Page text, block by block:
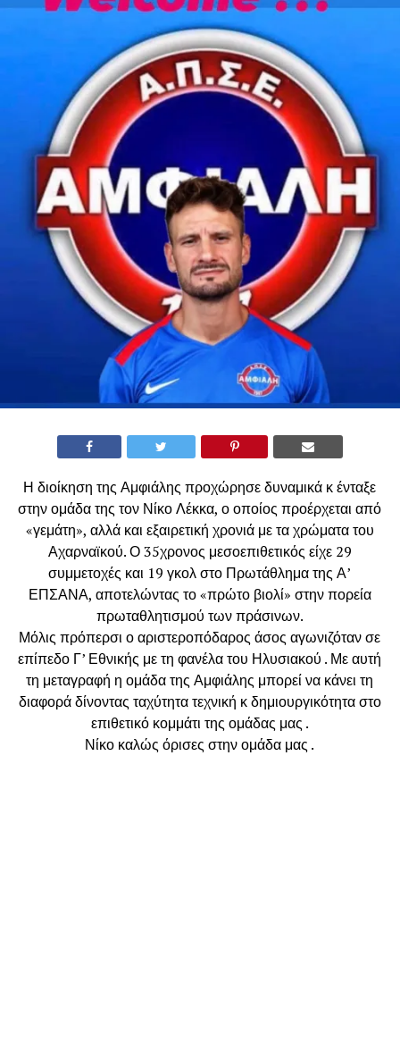
Η διοίκηση της Αμφιάλης προχώρησε δυναμικά κ ένταξε
στην ομάδα της τον Νίκο Λέκκα, ο οποίος προέρχεται από
«γεμάτη», αλλά και εξαιρετική χρονιά με τα χρώματα του
Αχαρναϊκού. Ο 35χρονος μεσοεπιθετικός είχε 29
συμμετοχές και 19 γκολ στο Πρωτάθλημα της Α’
ΕΠΣΑΝΑ, αποτελώντας το «πρώτο βιολί» στην πορεία
πρωταθλητισμού των πράσινων.
Μόλις πρόπερσι ο αριστεροπόδαρος άσος αγωνιζόταν σε
επίπεδο Γ’ Εθνικής με τη φανέλα του Ηλυσιακού . Με αυτή
τη μεταγραφή η ομάδα της Αμφιάλης μπορεί να κάνει τη
διαφορά δίνοντας ταχύτητα τεχνική κ δημιουργικότητα στο
επιθετικό κομμάτι της ομάδας μας .
Νίκο καλώς όρισες στην ομάδα μας .